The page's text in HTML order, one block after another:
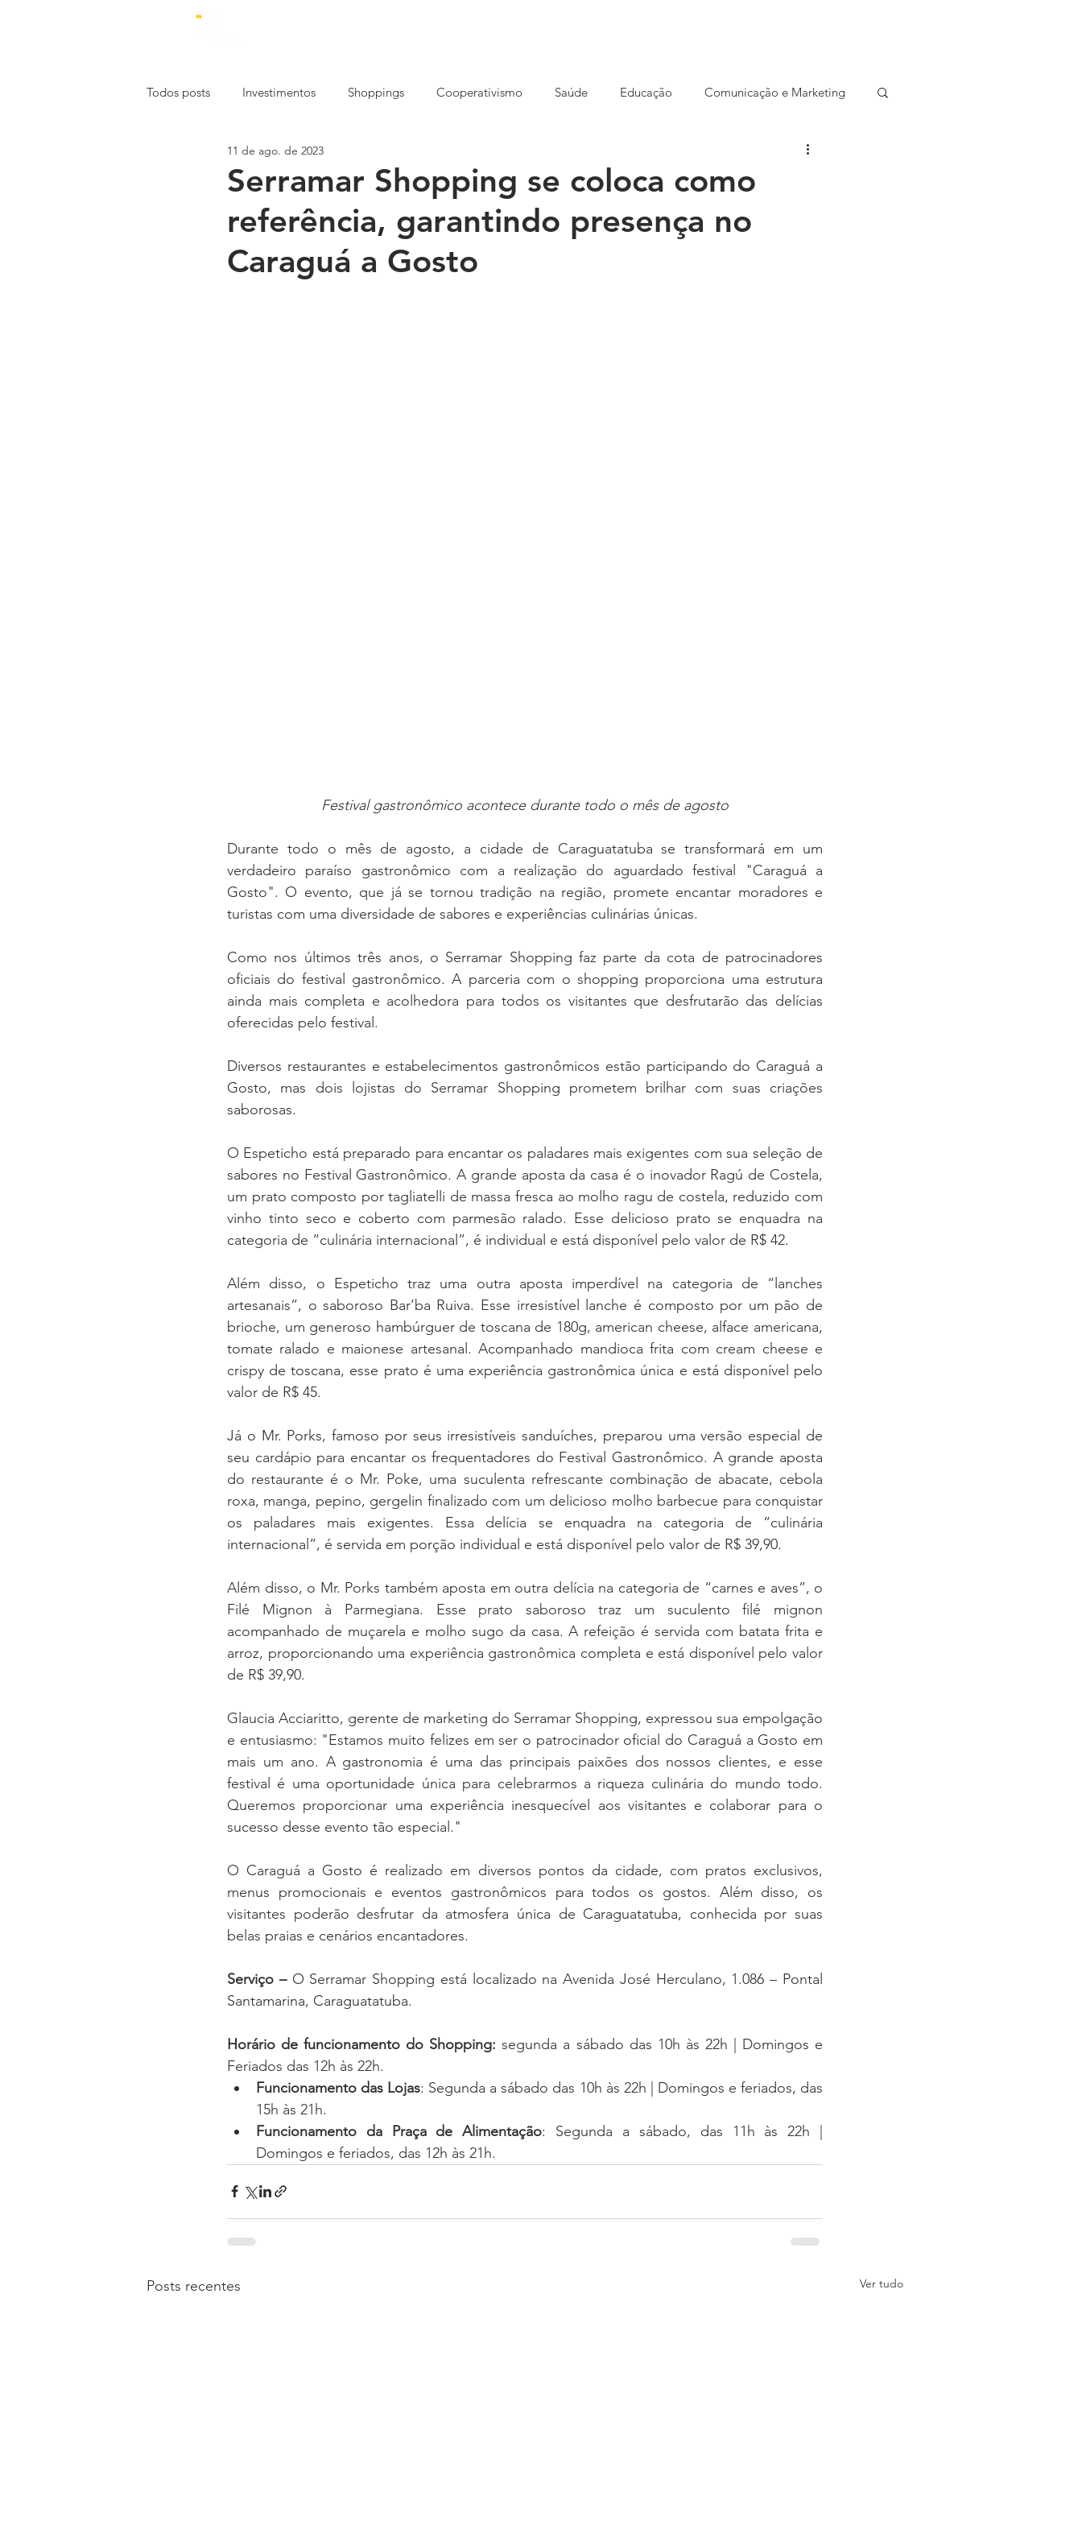
Todos posts Investimentos Shoppings Cooperativismo Saúde Educação Comunicação e Marketing
Economia Startup
Mercado de Trabalho Construção Imóveis Meio ambiente Opinião Varejo Entrevista
Serramar Shopping se coloca como
referência, garantindo presença no
Caraguá a Gosto
11 de ago. de 2023
Festival gastronômico acontece durante todo o mês de agosto
Durante todo o mês de agosto, a cidade de Caraguatatuba se transformará em um
verdadeiro paraíso gastronômico com a realização do aguardado festival "Caraguá a
Gosto". O evento, que já se tornou tradição na região, promete encantar moradores e
turistas com uma diversidade de sabores e experiências culinárias únicas.
Como nos últimos três anos, o Serramar Shopping faz parte da cota de patrocinadores
oficiais do festival gastronômico. A parceria com o shopping proporciona uma estrutura
ainda mais completa e acolhedora para todos os visitantes que desfrutarão das delícias
oferecidas pelo festival.
Diversos restaurantes e estabelecimentos gastronômicos estão participando do Caraguá a
Gosto, mas dois lojistas do Serramar Shopping prometem brilhar com suas criações
saborosas.
O Espeticho está preparado para encantar os paladares mais exigentes com sua seleção de
sabores no Festival Gastronômico. A grande aposta da casa é o inovador Ragú de Costela,
um prato composto por tagliatelli de massa fresca ao molho ragu de costela, reduzido com
vinho tinto seco e coberto com parmesão ralado. Esse delicioso prato se enquadra na
categoria de “culinária internacional”, é individual e está disponível pelo valor de R$ 42.
Além disso, o Espeticho traz uma outra aposta imperdível na categoria de “lanches
artesanais”, o saboroso Bar’ba Ruiva. Esse irresistível lanche é composto por um pão de
brioche, um generoso hambúrguer de toscana de 180g, american cheese, alface americana,
tomate ralado e maionese artesanal. Acompanhado mandioca frita com cream cheese e
crispy de toscana, esse prato é uma experiência gastronômica única e está disponível pelo
valor de R$ 45.
Já o Mr. Porks, famoso por seus irresistíveis sanduíches, preparou uma versão especial de
seu cardápio para encantar os frequentadores do Festival Gastronômico. A grande aposta
do restaurante é o Mr. Poke, uma suculenta refrescante combinação de abacate, cebola
roxa, manga, pepino, gergelin finalizado com um delicioso molho barbecue para conquistar
os paladares mais exigentes. Essa delícia se enquadra na categoria de “culinária
internacional”, é servida em porção individual e está disponível pelo valor de R$ 39,90.
Além disso, o Mr. Porks também aposta em outra delícia na categoria de “carnes e aves”, o
Filé Mignon à Parmegiana. Esse prato saboroso traz um suculento filé mignon
acompanhado de muçarela e molho sugo da casa. A refeição é servida com batata frita e
arroz, proporcionando uma experiência gastronômica completa e está disponível pelo valor
de R$ 39,90.
Glaucia Acciaritto, gerente de marketing do Serramar Shopping, expressou sua empolgação
e entusiasmo: "Estamos muito felizes em ser o patrocinador oficial do Caraguá a Gosto em
mais um ano. A gastronomia é uma das principais paixões dos nossos clientes, e esse
festival é uma oportunidade única para celebrarmos a riqueza culinária do mundo todo.
Queremos proporcionar uma experiência inesquecível aos visitantes e colaborar para o
sucesso desse evento tão especial."
O Caraguá a Gosto é realizado em diversos pontos da cidade, com pratos exclusivos,
menus promocionais e eventos gastronômicos para todos os gostos. Além disso, os
visitantes poderão desfrutar da atmosfera única de Caraguatatuba, conhecida por suas
belas praias e cenários encantadores.
Serviço – O Serramar Shopping está localizado na Avenida José Herculano, 1.086 – Pontal
Santamarina, Caraguatatuba.
Horário de funcionamento do Shopping: segunda a sábado das 10h às 22h | Domingos e
Feriados das 12h às 22h.
Funcionamento das Lojas: Segunda a sábado das 10h às 22h | Domingos e feriados, das
15h às 21h.
Funcionamento da Praça de Alimentação: Segunda a sábado, das 11h às 22h |
Domingos e feriados, das 12h às 21h.
Posts recentes Ver tudo